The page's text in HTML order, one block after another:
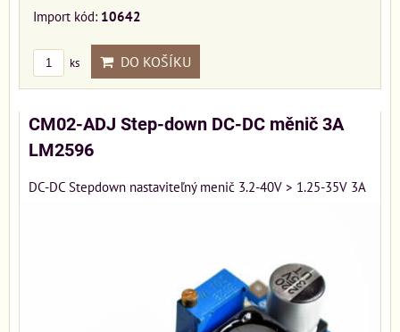
Import kód: 10642
ks DO KOŠÍKU
CM02-ADJ Step-down DC-DC měnič 3A
LM2596
DC-DC Stepdown nastaviteľný menič 3.2-40V > 1.25-35V 3A